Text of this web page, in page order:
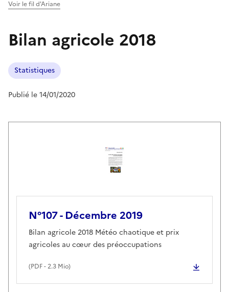
Voir le fil d'Ariane
Bilan agricole 2018
Statistiques
Publié le 14/01/2020
N°107 - Décembre 2019
(PDF- 2.3 Mio)
Bilan agricole 2018 Météo chaotique et prix
agricoles au cœur des préoccupations